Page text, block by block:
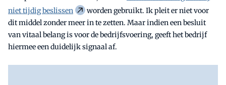
niet tijdig beslissen
worden gebruikt. Ik pleit er niet voor
dit middel zonder meer in te zetten. Maar indien een besluit
van vitaal belang is voor de bedrijfsvoering, geeft het bedrijf
hiermee een duidelijk signaal af.